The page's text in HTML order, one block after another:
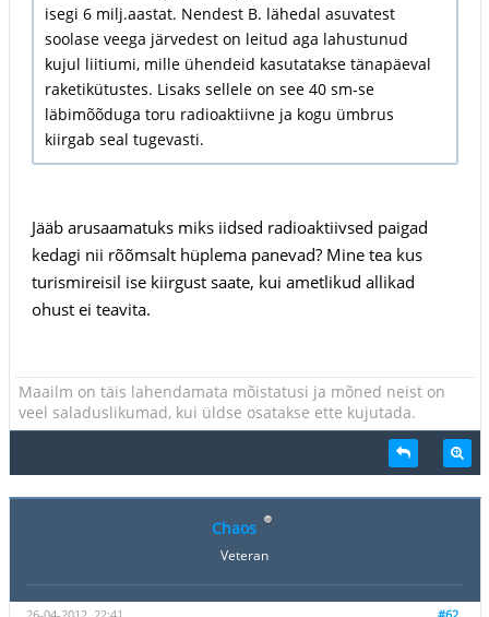
isegi 6 milj.aastat. Nendest B. lähedal asuvatest
soolase veega järvedest on leitud aga lahustunud
kujul liitiumi, mille ühendeid kasutatakse tänapäeval
raketikütustes. Lisaks sellele on see 40 sm-se
läbimõõduga toru radioaktiivne ja kogu ümbrus
kiirgab seal tugevasti.
Jääb arusaamatuks miks iidsed radioaktiivsed paigad
kedagi nii rõõmsalt hüplema panevad? Mine tea kus
turismireisil ise kiirgust saate, kui ametlikud allikad
ohust ei teavita.
Maailm on täis lahendamata mõistatusi ja mõned neist on
veel saladuslikumad, kui üldse osatakse ette kujutada.
Chaos
Veteran